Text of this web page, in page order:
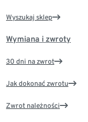
Wyszukaj sklep
Wymiana i zwroty
30 dni na zwrot
Jak dokonać zwrotu
Zwrot należności